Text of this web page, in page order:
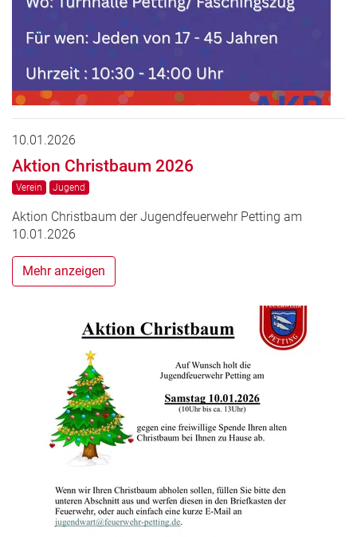
10.01.2026
Aktion Christbaum 2026
Verein Jugend
Aktion Christbaum der Jugendfeuerwehr Petting am
10.01.2026
Mehr anzeigen